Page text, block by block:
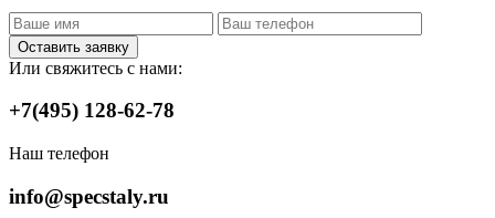
Оставить заявку
Или свяжитесь с нами:
+7(495) 128-62-78
Наш телефон
info@specstaly.ru